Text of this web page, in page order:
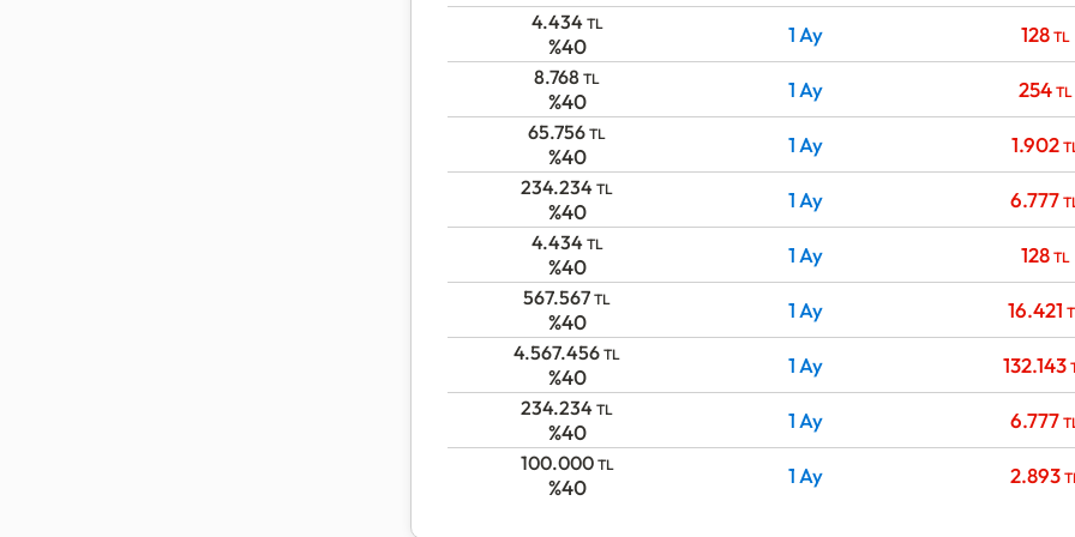
4.434 TL
%40 1 Ay 128 TL
8.768 TL
%40 1 Ay 254 TL
65.756 TL
%40 1 Ay 1.902
234.234 TL
%40 1 Ay 6.777
4.434 TL
%40 1 Ay 128 TL
567.567 TL
%40 1 Ay 16.421
4.567.456 TL
%40 1 Ay 132.143
234.234 TL
%40 1 Ay 6.777
100.000 TL
%40 1 Ay 2.893